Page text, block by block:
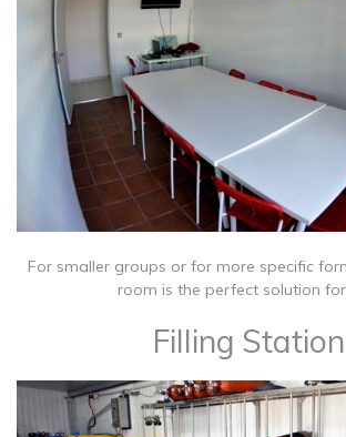
For smaller groups or for more specific
room is the perfect solution
Filling Station